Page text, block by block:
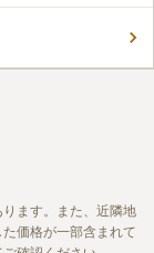
ます。また、近隣地
価格が一部含まれて